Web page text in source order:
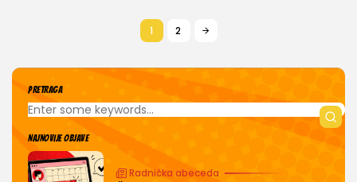
1 2
PRETRAGA
NAJNOVIJE OBJAVE
Radnička abeceda